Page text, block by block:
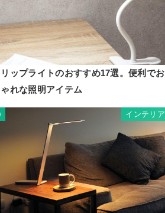
ップライトのおすすめ17選。便利でお
れな照明アイテム
インテリア